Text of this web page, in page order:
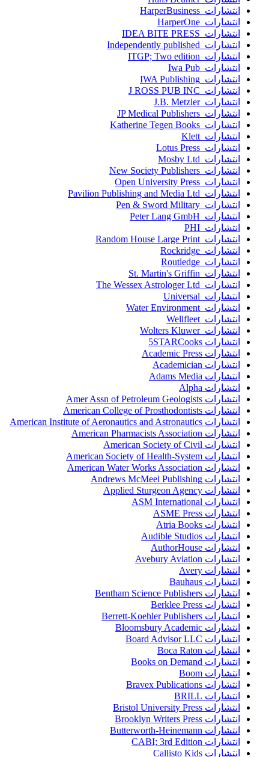
انتشارات HarperBusiness
انتشارات HarperOne
انتشارات IDEA BITE PRESS
انتشارات Independently published
انتشارات ITGP; Two edition
انتشارات Iwa Pub
انتشارات IWA Publishing
انتشارات J ROSS PUB INC
انتشارات J.B. Metzler
انتشارات JP Medical Publishers
انتشارات Katherine Tegen Books
انتشارات Klett
انتشارات Lotus Press
انتشارات Mosby Ltd
انتشارات New Society Publishers
انتشارات Open University Press
انتشارات Pavilion Publishing and Media Ltd
انتشارات Pen & Sword Military
انتشارات Peter Lang GmbH
انتشارات PHI
انتشارات Random House Large Print
انتشارات Rockridge
انتشارات Routledge
انتشارات St. Martin's Griffin
انتشارات The Wessex Astrologer Ltd
انتشارات Universal
انتشارات Water Environment
انتشارات Wellfleet
انتشارات Wolters Kluwer
انتشارات 5STARCooks
انتشارات Academic Press
انتشارات Academician
انتشارات Adams Media
انتشارات Alpha
انتشارات Amer Assn of Petroleum Geologists
انتشارات American College of Prosthodontists
انتشارات American Institute of Aeronautics and Astronautics
انتشارات American Pharmacists Association
انتشارات American Society of Civil
انتشارات American Society of Health-System
انتشارات American Water Works Association
انتشارات Andrews McMeel Publishing
انتشارات Applied Sturgeon Agency
انتشارات ASM International
انتشارات ASME Press
انتشارات Atria Books
انتشارات Audible Studios
انتشارات AuthorHouse
انتشارات Avebury Aviation
انتشارات Avery
انتشارات Bauhaus
انتشارات Bentham Science Publishers
انتشارات Berklee Press
انتشارات Berrett-Koehler Publishers
انتشارات Bloomsbury Academic
انتشارات Board Advisor LLC
انتشارات Boca Raton
انتشارات Books on Demand
انتشارات Boom
انتشارات Bravex Publications
انتشارات BRILL
انتشارات Bristol University Press
انتشارات Brooklyn Writers Press
انتشارات Butterworth-Heinemann
انتشارات CABI; 3rd Edition
انتشارات Callisto Kids